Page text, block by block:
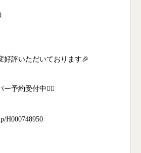
好評いただいております🎉
ー予約受付中💁‍♀️
H000748950